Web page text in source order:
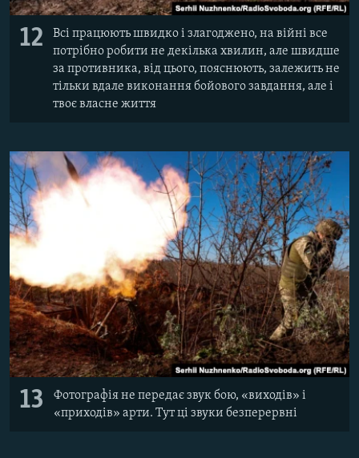
12
Всі працюють швидко і злагоджено, на війні все
потрібно робити не декілька хвилин, але швидше
за противника, від цього, пояснюють, залежить не
тільки вдале виконання бойового завдання, але і
твоє власне життя
13
Фотографія не передає звук бою, «виходів» і
«приходів» арти. Тут ці звуки безперервні